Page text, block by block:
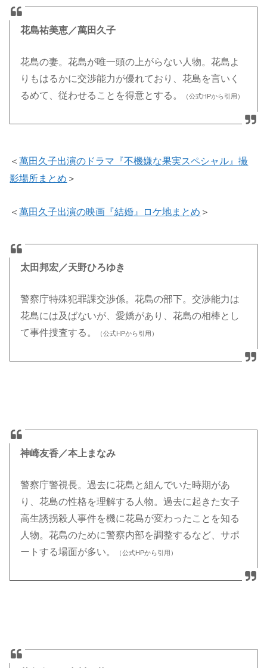
花島祐美恵／萬田久子
花島の妻。花島が唯一頭の上がらない人物。花島よ
りもはるかに交渉能力が優れており、花島を言いく
るめて、従わせることを得意とする。
（公式HPから引用）
＜萬田久子出演のドラマ『不機嫌な果実スペシャル』撮
影場所まとめ ＞
＜萬田久子出演の映画『結婚』ロケ地まとめ ＞
太田邦宏／天野ひろゆき
警察庁特殊犯罪課交渉係。花島の部下。交渉能力は
花島には及ばないが、愛嬌があり、花島の相棒とし
て事件捜査する。
（公式HPから引用）
神崎友香／本上まなみ
警察庁警視長。過去に花島と組んでいた時期があ
り、花島の性格を理解する人物。過去に起きた女子
高生誘拐殺人事件を機に花島が変わったことを知る
人物。花島のために警察内部を調整するなど、サポ
ートする場面が多い。
（公式HPから引用）